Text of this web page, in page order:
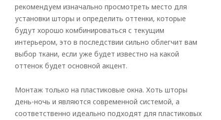
рекомендуем изначально просмотреть место для
установки шторы и определить оттенки, которые
будут хорошо комбинироваться с текущим
интерьером, это в последствии сильно облегчит вам
выбор ткани, если уже будет известно на какой
оттенок будет основной акцент.
Монтаж только на пластиковые окна. Хоть шторы
день-ночь и являются современной системой, а
соответственно идеально подходят для пластиковых